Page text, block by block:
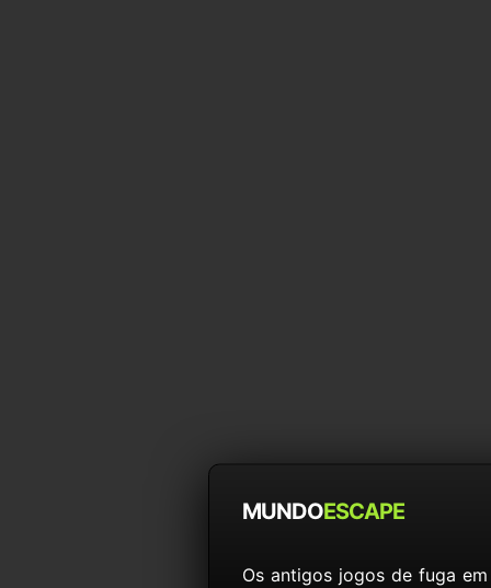
MUNDOESCAPE
Os antigos jogos de fuga